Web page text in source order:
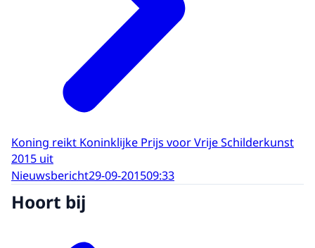
Koning reikt Koninklijke Prijs voor Vrije Schilderkunst
2015 uit
Nieuwsbericht29-09-201509:33
Hoort bij